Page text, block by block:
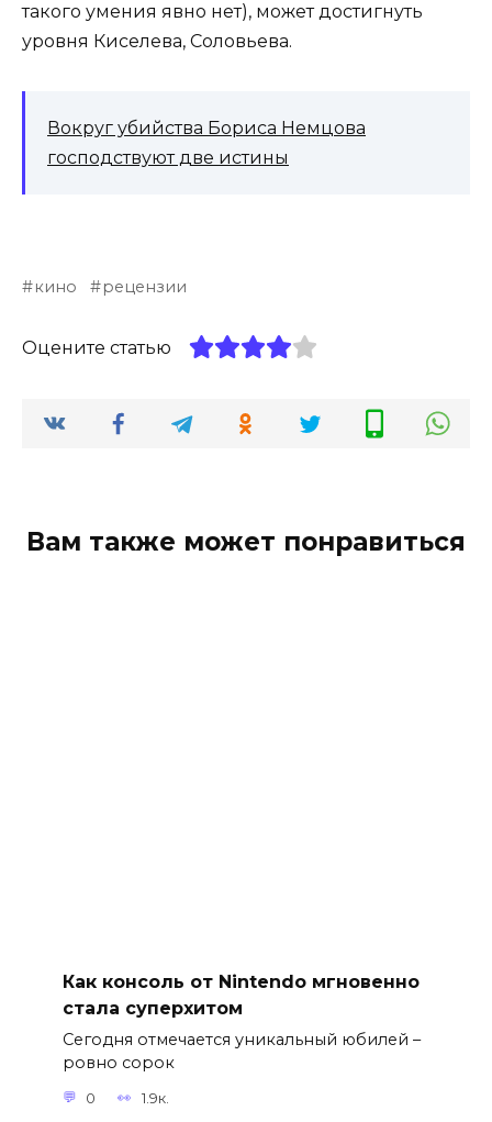
такого умения явно нет), может достигнуть
уровня Киселева, Соловьева.
Вокруг убийства Бориса Немцова
господствуют две истины
кино рецензии
Оцените статью
Вам также может понравиться
Как консоль от Nintendo мгновенно
стала суперхитом
Сегодня отмечается уникальный юбилей –
ровно сорок
0 1.9к.